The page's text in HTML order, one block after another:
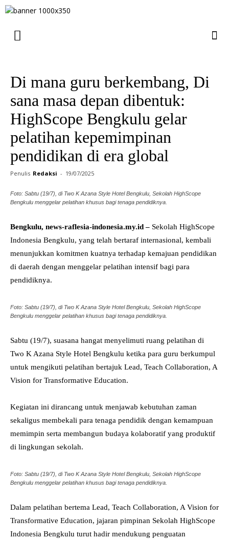
Di mana guru berkembang, Di
sana masa depan dibentuk:
HighScope Bengkulu gelar
pelatihan kepemimpinan
pendidikan di era global
Penulis Redaksi - 19/07/2025
Foto: Sabtu (19/7), di Two K Azana Style Hotel Bengkulu, Sekolah HighScope
Bengkulu menggelar pelatihan khusus bagi tenaga pendidiknya.
Bengkulu, news-raflesia-indonesia.my.id – Sekolah HighScope
Indonesia Bengkulu, yang telah bertaraf internasional, kembali
menunjukkan komitmen kuatnya terhadap kemajuan pendidikan
di daerah dengan menggelar pelatihan intensif bagi para
pendidiknya.
Foto: Sabtu (19/7), di Two K Azana Style Hotel Bengkulu, Sekolah HighScope
Bengkulu menggelar pelatihan khusus bagi tenaga pendidiknya.
Sabtu (19/7), suasana hangat menyelimuti ruang pelatihan di
Two K Azana Style Hotel Bengkulu ketika para guru berkumpul
untuk mengikuti pelatihan bertajuk Lead, Teach Collaboration, A
Vision for Transformative Education.
Kegiatan ini dirancang untuk menjawab kebutuhan zaman
sekaligus membekali para tenaga pendidik dengan kemampuan
memimpin serta membangun budaya kolaboratif yang produktif
di lingkungan sekolah.
Foto: Sabtu (19/7), di Two K Azana Style Hotel Bengkulu, Sekolah HighScope
Bengkulu menggelar pelatihan khusus bagi tenaga pendidiknya.
Dalam pelatihan bertema Lead, Teach Collaboration, A Vision for
Transformative Education, jajaran pimpinan Sekolah HighScope
Indonesia Bengkulu turut hadir mendukung penguatan